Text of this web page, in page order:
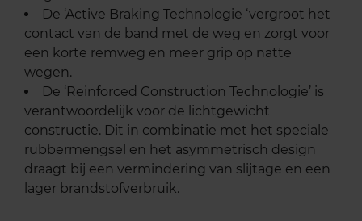
De ‘Active Braking Technologie ‘vergroot het
contact van de band met de weg en zorgt voor
een korte remweg en meer grip op natte
wegen.
De ‘Reinforced Construction Technologie’ is
verantwoordelijk voor de lichtgewicht
constructie. Dit in combinatie met het speciale
rubbermengsel en het asymmetrisch design
draagt bij een vermindering van slijtage en een
lager brandstofverbruik.